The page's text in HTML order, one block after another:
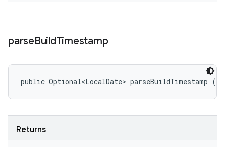
parseBuildTimestamp
public Optional<LocalDate> parseBuildTimestamp ()
Returns